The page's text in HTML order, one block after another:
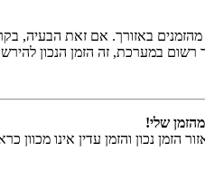
מהזמנים באזורך. אם זאת הבעיה,
במערכת, זה הזמן הנכון
שלי!
נכון והזמן עדין אינו